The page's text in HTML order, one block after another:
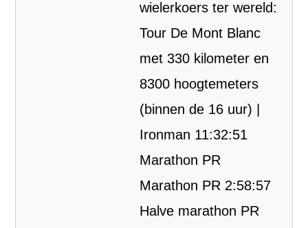
wielerkoers ter wereld:
Tour De Mont Blanc
met 330 kilometer en
8300 hoogtemeters
(binnen de 16 uur) |
Ironman 11:32:51
Marathon PR
Marathon PR 2:58:57
Halve marathon PR